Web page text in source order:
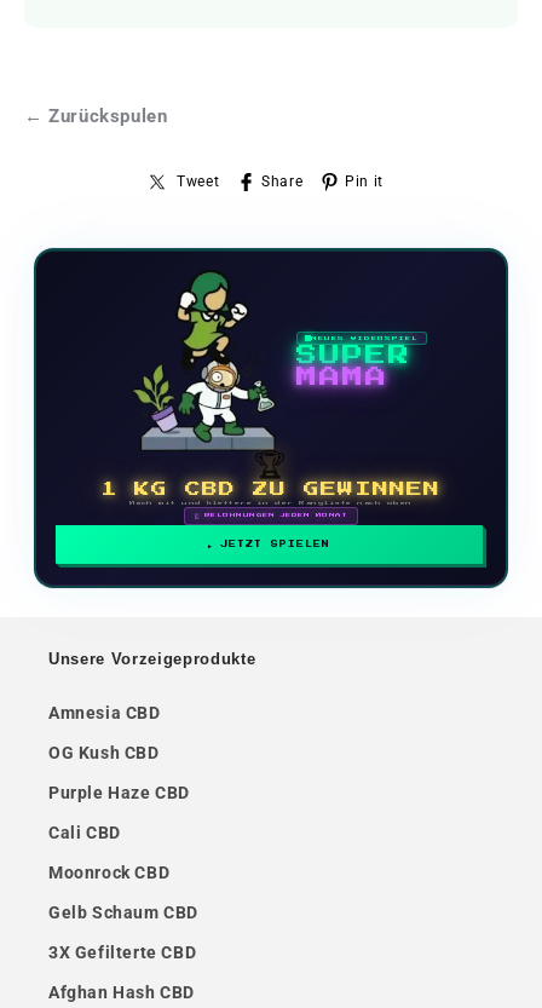
← Zurückspulen
Tweet Share Pin it
NEUES VIDEOSPIEL
SUPER
MAMA
🏆
1 KG CBD ZU GEWINNEN
Mach mit und klettere in der Rangliste nach oben
🗓 BELOHNUNGEN JEDEN MONAT
JETZT SPIELEN
Unsere Vorzeigeprodukte
Amnesia CBD
OG Kush CBD
Purple Haze CBD
Cali CBD
Moonrock CBD
Gelb Schaum CBD
3X Gefilterte CBD
Afghan Hash CBD